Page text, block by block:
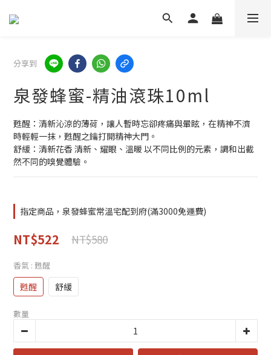
分享到
泉發蜂蜜-精油滾珠10ml
甦醒：清新沁涼的薄荷，讓人暫時忘卻疼痛與暈眩，在精神不濟
時輕輕一抹，甦醒之鑰打開精神大門。
舒緩：清新花香 清新、耀眼、溫暖 以不同比例的元素，調和出截
然不同的嗅覺體驗。
指定商品，泉發蜂蜜常溫宅配到府(滿3000免運費)
NT$522 NT$580
香氣 : 甦醒
甦醒 舒緩
數量